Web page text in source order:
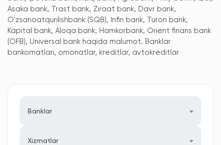
Asaka bank, Trast bank, Ziraat bank, Davr bank,
O'zsanoatqurilishbank (SQB), Infin bank, Turon bank,
Kapital bank, Aloqa bank, Hamkorbank, Orient finans bank
(OFB), Universal bank haqida malumot. Banklar
bankomatlari, omonatlar, kreditlar, avtokreditlar
Banklar
Xizmatlar